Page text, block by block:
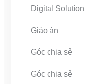
Digital Solution
Giáo án
Góc chia sẻ
Góc chia sẻ